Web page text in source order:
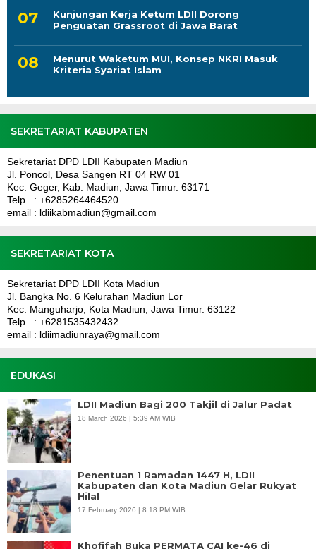
Kunjungan Kerja Ketum LDII Dorong
Penguatan Grassroot di Jawa Barat
Menurut Waketum MUI, Konsep NKRI Masuk
Kriteria Syariat Islam
SEKRETARIAT KABUPATEN
Sekretariat DPD LDII Kabupaten Madiun
Jl. Poncol, Desa Sangen RT 04 RW 01
Kec. Geger, Kab. Madiun, Jawa Timur. 63171
Telp : +6285264464520
email : ldiikabmadiun@gmail.com
SEKRETARIAT KOTA
Sekretariat DPD LDII Kota Madiun
Jl. Bangka No. 6 Kelurahan Madiun Lor
Kec. Manguharjo, Kota Madiun, Jawa Timur. 63122
Telp : +6281535432432
email : ldiimadiunraya@gmail.com
EDUKASI
LDII Madiun Bagi 200 Takjil di Jalur Padat
18 March 2026 | 5:39 AM WIB
Penentuan 1 Ramadan 1447 H, LDII
Kabupaten dan Kota Madiun Gelar Rukyat
Hilal
17 February 2026 | 8:18 PM WIB
Khofifah Buka PERMATA CAI ke-46 di